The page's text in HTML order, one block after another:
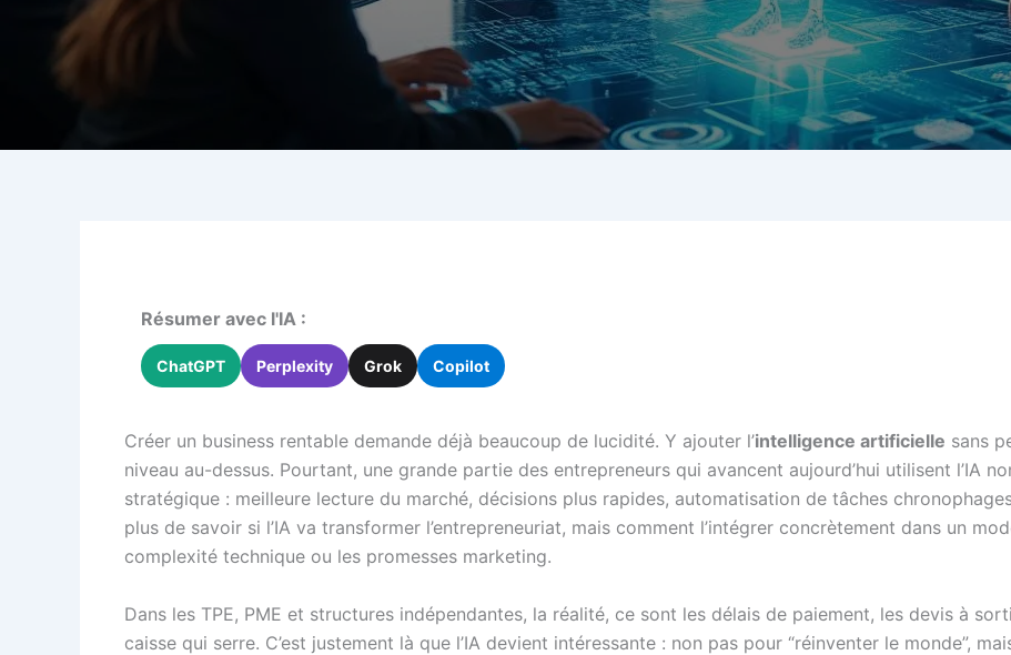
Résumer avec l'IA :
ChatGPT Perplexity Grok Copilot
Créer un business rentable demande déjà beaucoup de lucidité. Y ajouter l’intelligence artificielle sans
niveau au-dessus. Pourtant, une grande partie des entrepreneurs qui avancent aujourd’hui utilisent l’IA
stratégique : meilleure lecture du marché, décisions plus rapides, automatisation de tâches
plus de savoir si l’IA va transformer l’entrepreneuriat, mais comment l’intégrer concrètement dans un
complexité technique ou les promesses marketing.
Dans les TPE, PME et structures indépendantes, la réalité, ce sont les délais de paiement, les devis à
caisse qui serre. C’est justement là que l’IA devient intéressante : non pas pour “réinventer le monde”,